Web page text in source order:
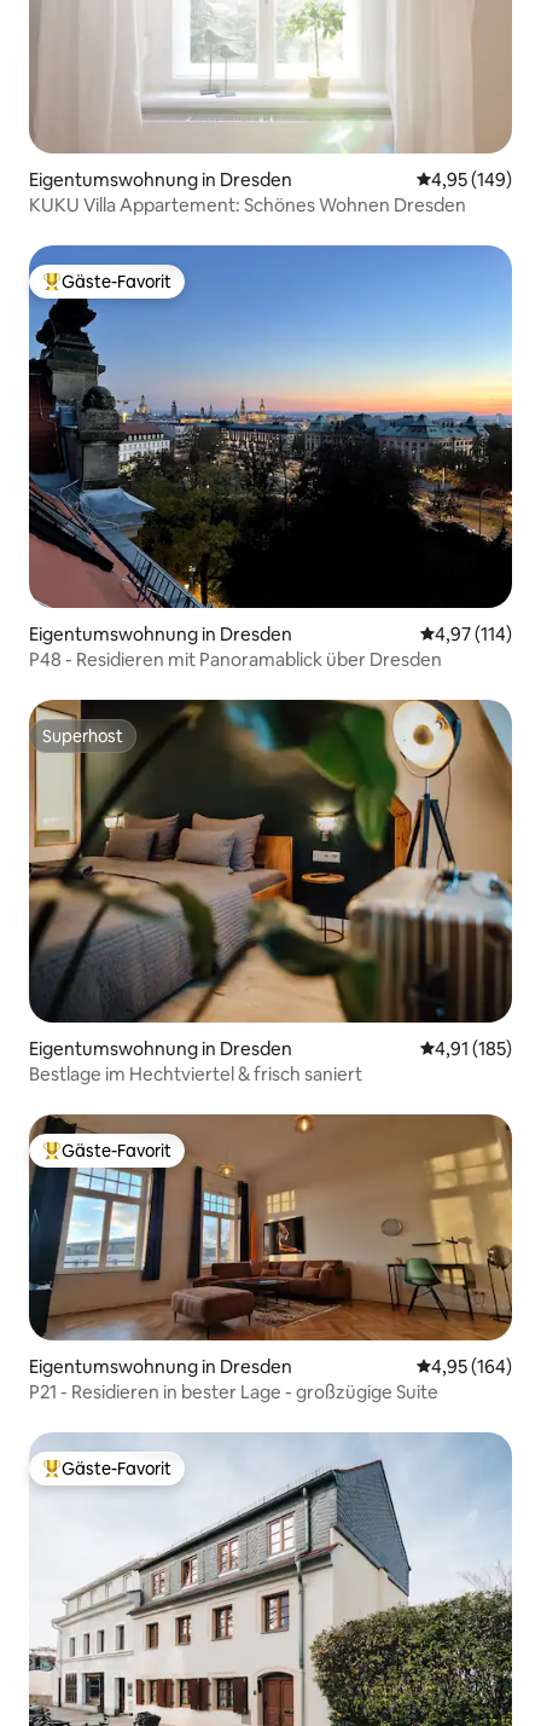
Eigentumswohnung in Dresden
4,95 (149)
KUKU Villa Appartement: Schönes Wohnen Dresden
Beliebter Gäste-Favorit.
Gäste-Favorit
Eigentumswohnung in Dresden
4,97 (114)
P48 - Residieren mit Panoramablick über Dresden
Superhost
Superhost
Eigentumswohnung in Dresden
4,91 (185)
Bestlage im Hechtviertel & frisch saniert
Beliebter Gäste-Favorit.
Gäste-Favorit
Eigentumswohnung in Dresden
4,95 (164)
P21 - Residieren in bester Lage - großzügige Suite
Beliebter Gäste-Favorit.
Gäste-Favorit